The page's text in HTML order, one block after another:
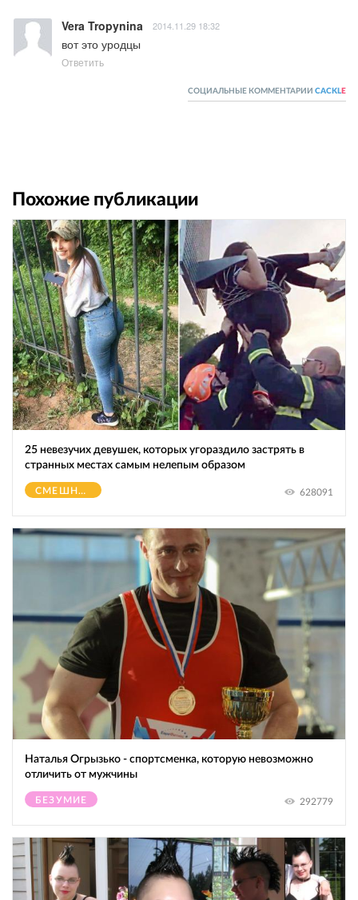
Vera Tropynina 2014.11.29 18:32
вот это уродцы
Ответить
СОЦИАЛЬНЫЕ КОММЕНТАРИИ CACKL E
Похожие публикации
25 невезучих девушек, которых угораздило застрять в
странных местах самым нелепым образом
СМЕШНОЕ 628091
Наталья Огрызько - спортсменка, которую невозможно
отличить от мужчины
БЕЗУМИЕ 292779